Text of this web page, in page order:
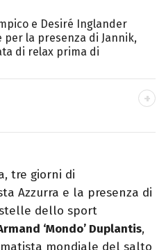
e Desiré Inglander
la presenza di Jannik,
di relax prima di
smania di viaggi e
(della pizza e della
tre giorni di
Azzurra e la presenza di
dello sport
‘Mondo’ Duplantis,